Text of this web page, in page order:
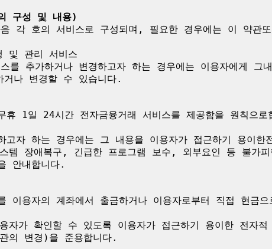
구성 및 내용)
각 호의 서비스로 구성되며, 필요한 경우에는 이 약관
및 관리 서비스
를 추가하거나 변경하고자 하는 경우에는 이용자에게
거나 변경할 수 있습니다.
휴 1일 24시간 전자금융거래 서비스를 제공함을 원칙으
고자 하는 경우에는 그 내용을 이용자가 접근하기 용이
템 장애복구, 긴급한 프로그램 보수, 외부요인 등 불가
안내합니다.
이용자의 계좌에서 출금하거나 이용자로부터 직접 현금
가 확인할 수 있도록 이용자가 접근하기 용이한 전자
의 변경)을 준용합니다.